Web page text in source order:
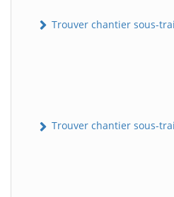
Trouver chantier sous-
Trouver chantier sous-